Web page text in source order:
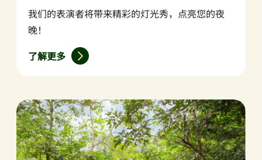
我们的表演者将带来精彩的灯光秀，点亮您的夜
晚！
了解更多